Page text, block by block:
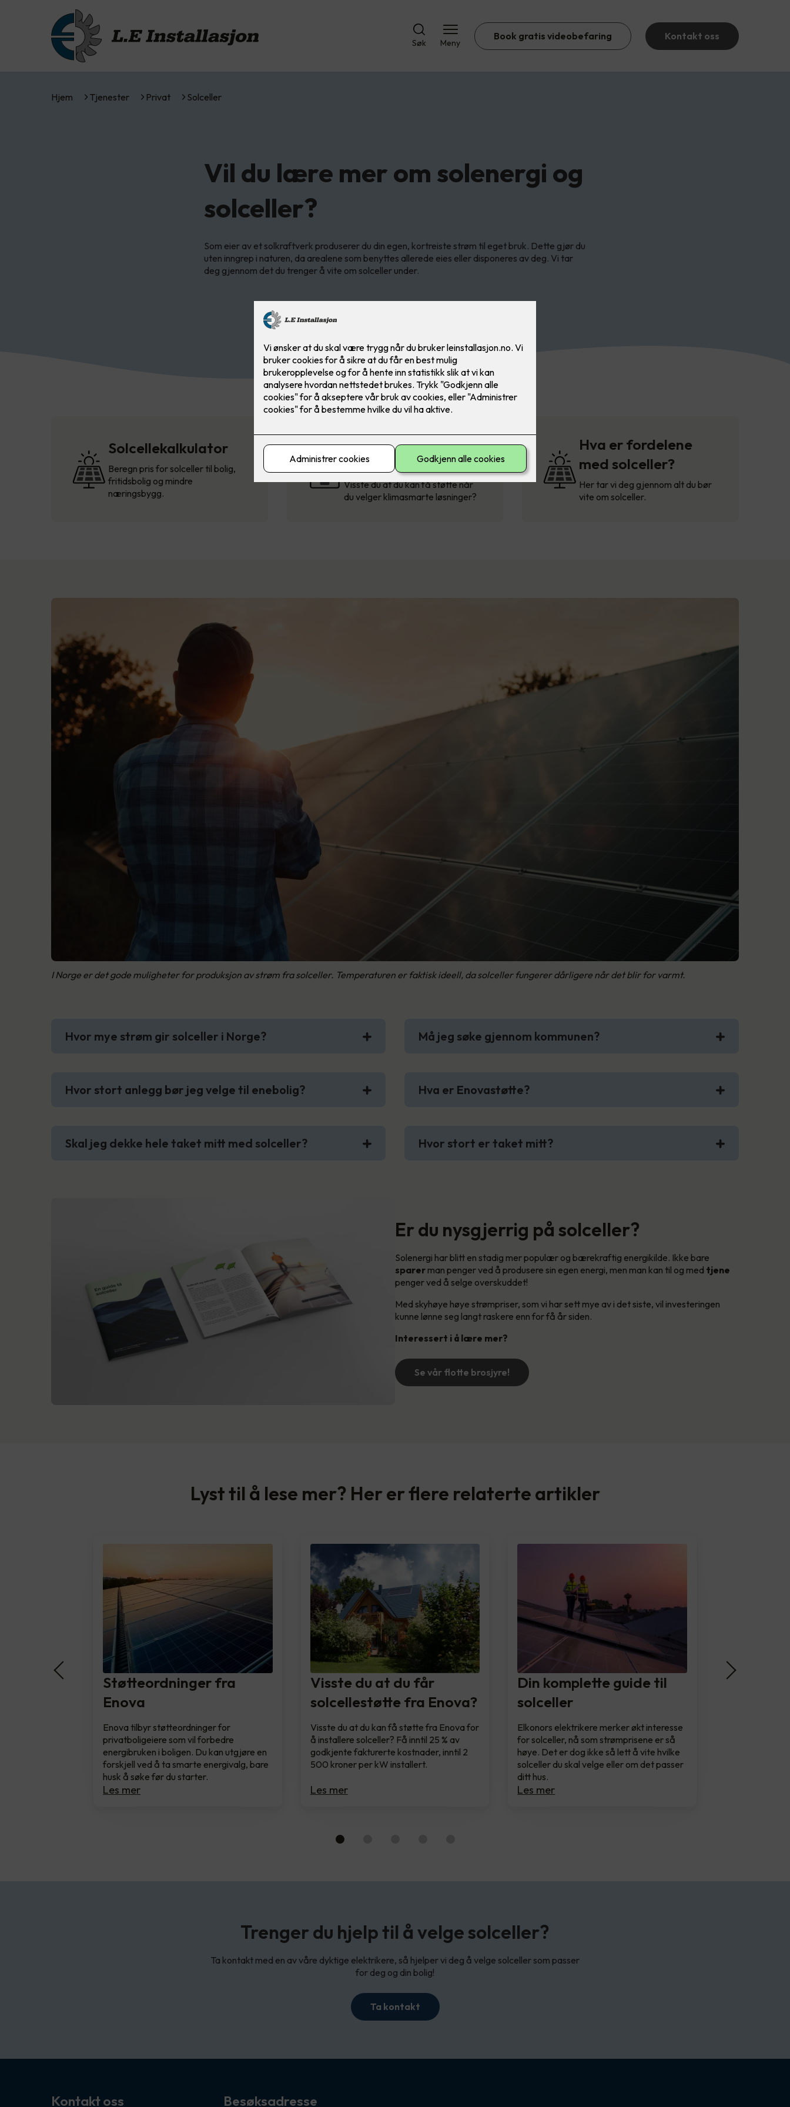
Søk Meny
Book gratis videobefaring Kontakt oss
Hjem Tjenester Privat Solceller
Vil du lære mer om solenergi og
solceller?
Som eier av et solkraftverk produserer du din egen, kortreiste strøm til eget bruk. Dette gjør du
uten inngrep i naturen, da arealene som benyttes allerede eies eller disponeres av deg. Vi tar
deg gjennom det du trenger å vite om solceller under.
Solcellekalkulator
Beregn pris for solceller til bolig,
fritidsbolig og mindre
næringsbygg.
Solcellestøtte fra
Enova
Visste du at du kan få støtte når
du velger klimasmarte løsninger?
Hva er fordelene
med solceller?
Her tar vi deg gjennom alt du bør
vite om solceller.
I Norge er det gode muligheter for produksjon av strøm fra solceller. Temperaturen er faktisk ideell, da solceller fungerer dårligere når det blir for varmt.
Hvor mye strøm gir solceller i Norge? Må jeg søke gjennom kommunen?
Hvor stort anlegg bør jeg velge til enebolig? Hva er Enovastøtte?
Skal jeg dekke hele taket mitt med solceller? Hvor stort er taket mitt?
Er du nysgjerrig på solceller?
Solenergi har blitt en stadig mer populær og bærekraftig energikilde. Ikke bare
sparer man penger ved å produsere sin egen energi, men man kan til og med tjene
penger ved å selge overskuddet!
Med skyhøye høye strømpriser, som vi har sett mye av i det siste, vil investeringen
kunne lønne seg langt raskere enn for få år siden.
Interessert i å lære mer?
Se vår flotte brosjyre!
Lyst til å lese mer? Her er flere relaterte artikler
Støtteordninger fra
Enova
Enova tilbyr støtteordninger for
privatboligeiere som vil forbedre
energibruken i boligen. Du kan utgjøre en
forskjell ved å ta smarte energivalg, bare
husk å søke før du starter.
Les mer
Visste du at du får
solcellestøtte fra Enova?
Visste du at du kan få støtte fra Enova for
å installere solceller? Få inntil 25 % av
godkjente fakturerte kostnader, inntil 2
500 kroner per kW installert.
Les mer
Din komplette guide til
solceller
Elkonors elektrikere merker økt interesse
for solceller, nå som strømprisene er så
høye. Det er dog ikke så lett å vite hvilke
solceller du skal velge eller om det passer
ditt hus.
Les mer
Trenger du hjelp til å velge solceller?
Ta kontakt med en av våre dyktige elektrikere, så hjelper vi deg å velge solceller som passer
for deg og din bolig!
Ta kontakt
Kontakt oss Besøksadresse